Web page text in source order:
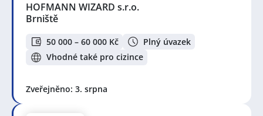
HOFMANN WIZARD s.r.o.
Brniště
50 000 – 60 000 Kč
Plný úvazek
Vhodné také pro cizince
Zveřejněno: 3. srpna